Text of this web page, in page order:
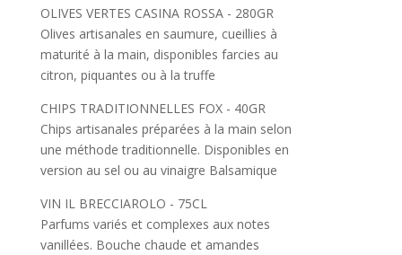
OLIVES VERTES CASINA ROSSA - 280GR
Olives artisanales en saumure, cueillies à
maturité à la main, disponibles farcies au
citron, piquantes ou à la truffe
CHIPS TRADITIONNELLES FOX - 40GR
Chips artisanales préparées à la main selon
une méthode traditionnelle. Disponibles en
version au sel ou au vinaigre Balsamique
VIN IL BRECCIAROLO - 75CL
Parfums variés et complexes aux notes
vanillées. Bouche chaude et amandes